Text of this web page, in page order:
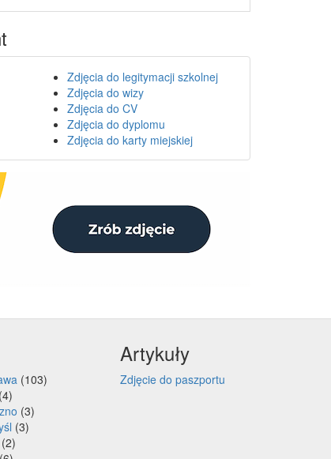
Zdjęcia do legitymacji szkolnej
Zdjęcia do wizy
Zdjęcia do CV
Zdjęcia do dyplomu
Zdjęcia do karty miejskiej
(103)
(4)
(3)
(3)
(2)
Artykuły
Zdjęcie do paszportu